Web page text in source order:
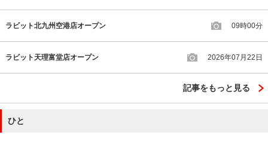
ラビット北九州空港店オープン 09時00分
ラビット天理富堂店オープン 2026年07月22日
記事をもっと見る
ひと